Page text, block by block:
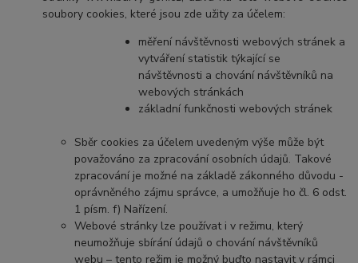
soubory cookies, které jsou zde užity za účelem:
měření návštěvnosti webových stránek a
vytváření statistik týkající se
návštěvnosti a chování návštěvníků na
webových stránkách
základní funkčnosti webových stránek
Sběr cookies za účelem uvedeným výše může být
považováno za zpracování osobních údajů. Takové
zpracování je možné na základě zákonného důvodu -
oprávněného zájmu správce, a umožňuje ho čl. 6 odst.
1 písm. f) Nařízení.
Webové stránky lze používat i v režimu, který
neumožňuje sbírání údajů o chování návštěvníků
webu – tento režim je možný buďto nastavit v rámci